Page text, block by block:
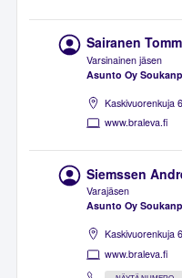
Sairanen
Varsinainen jäsen
Asunto Oy
Kaskivuorenkuja
www.braleva.fi
Siemssen
Varajäsen
Asunto Oy
Kaskivuorenkuja
www.braleva.fi